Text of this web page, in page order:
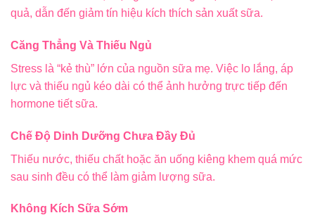
quả, dẫn đến giảm tín hiệu kích thích sản xuất sữa.
Căng Thẳng Và Thiếu Ngủ
Stress là “kẻ thù” lớn của nguồn sữa mẹ. Việc lo lắng, áp
lực và thiếu ngủ kéo dài có thể ảnh hưởng trực tiếp đến
hormone tiết sữa.
Chế Độ Dinh Dưỡng Chưa Đầy Đủ
Thiếu nước, thiếu chất hoặc ăn uống kiêng khem quá mức
sau sinh đều có thể làm giảm lượng sữa.
Không Kích Sữa Sớm